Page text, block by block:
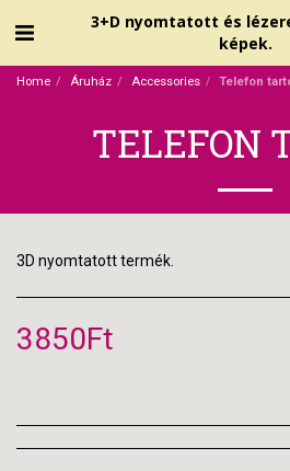
3+D nyomtatott és
képek.
Home Áruház Accessories Telefon
TELEFON
3D nyomtatott termék.
3850Ft